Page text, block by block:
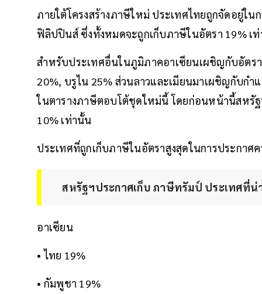
ภายใต้โครงสร้างภาษีใหม่ ประเทศไทยถูกจัดอยู่ใ
ฟิลิปปินส์ ซึ่งทั้งหมดจะถูกเก็บภาษีในอัตรา 19% เ
สำหรับประเทศอื่นในภูมิภาคอาเซียนเผชิญกับอัต
20%, บรูไน 25% ส่วนลาวและเมียนมาเผชิญกับก
ในตารางภาษีตอบโต้ชุดใหม่นี้ โดยก่อนหน้านี้สหรั
10% เท่านั้น
ประเทศที่ถูกเก็บภาษีในอัตราสูงสุดในการประกาศ
สหรัฐฯประกาศเก็บ ภาษีทรัมป์ ประเทศที่น่
อาเซียน
• ไทย 19%
• กัมพูชา 19%